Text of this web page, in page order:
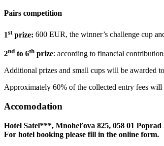
Pairs competition
1stprize: 600 EUR, the winner’s challenge cup
2nd to 6th prize: according to financial
Additional prizes and small cups will be awarded
Approximately 60% of the collected entry fees will
Accomodation
Hotel Satel***, Mnoheľova 825, 058 01 Poprad
For hotel booking please fill in the online form.